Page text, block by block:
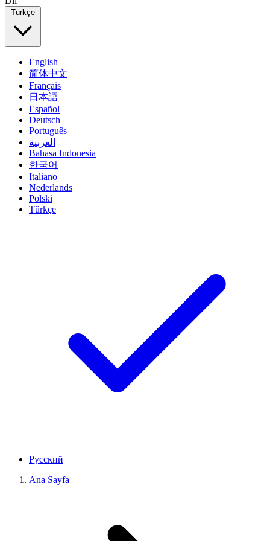
Türkçe
English
简体中文
Français
日本語
Español
Deutsch
Português
العربية
Bahasa Indonesia
한국어
Italiano
Nederlands
Polski
Türkçe
Русский
Ana Sayfa